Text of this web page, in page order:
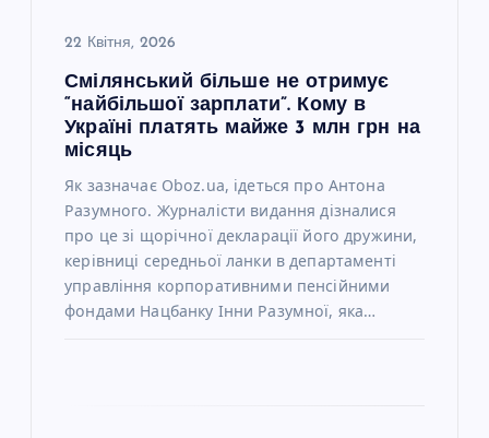
22 Квітня, 2026
Смілянський більше не отримує
“найбільшої зарплати”. Кому в
Україні платять майже 3 млн грн на
місяць
Як зазначає Oboz.ua, ідеться про Антона
Разумного. Журналісти видання дізналися
про це зі щорічної декларації його дружини,
керівниці середньої ланки в департаменті
управління корпоративними пенсійними
фондами Нацбанку Інни Разумної, яка…